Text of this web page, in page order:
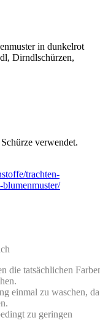
in dunkelrot
Dirndlschürzen,
verwendet.
trachten-
die tatsächlichen
einmal zu waschen, da
zu geringen